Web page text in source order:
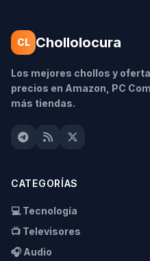
CL Chollolocura
Los mejores chollos y
precios en Amazon, PC
más tiendas.
CATEGORÍAS
💻 Tecnología
📺 Televisores
🎧 Audio